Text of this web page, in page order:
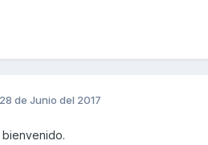
28 de Junio del 2017